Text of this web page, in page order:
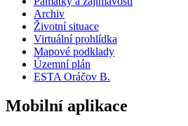
Archiv
Životní situace
Virtuální prohlídka
Mapové podklady
Územní plán
ESTA Oráčov B.
Mobilní aplikace